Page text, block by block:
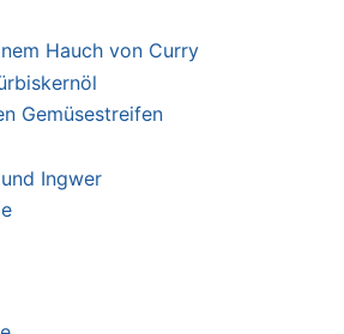
Hauch von Curry
Gemüsestreifen
Ingwer